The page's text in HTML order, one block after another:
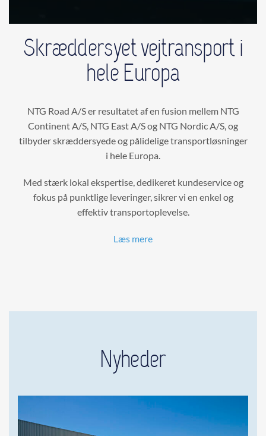
Skræddersyet vejtransport i
hele Europa
NTG Road A/S er resultatet af en fusion mellem NTG
Continent A/S, NTG East A/S og NTG Nordic A/S, og
tilbyder skræddersyede og pålidelige transportløsninger
i hele Europa.
Med stærk lokal ekspertise, dedikeret kundeservice og
fokus på punktlige leveringer, sikrer vi en enkel og
effektiv transportoplevelse.
Læs mere
Nyheder